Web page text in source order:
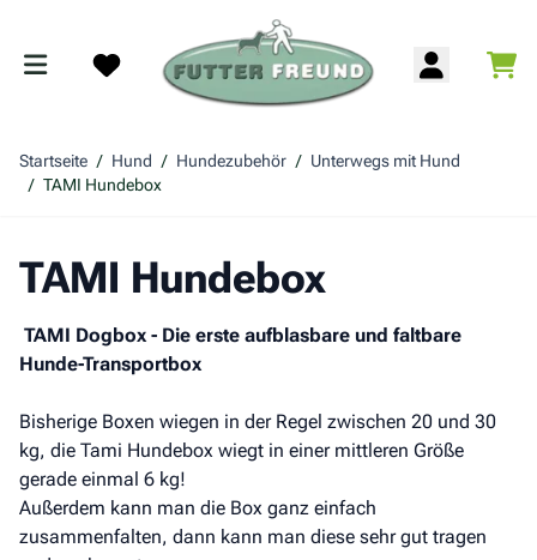
Startseite / Hund / Hundezubehör / Unterwegs mit Hund
/ TAMI Hundebox
TAMI Hundebox
TAMI Dogbox - Die erste aufblasbare und faltbare
Hunde-Transportbox
Bisherige Boxen wiegen in der Regel zwischen 20 und 30
kg, die Tami Hundebox wiegt in einer mittleren Größe
gerade einmal 6 kg!
Außerdem kann man die Box ganz einfach
zusammenfalten, dann kann man diese sehr gut tragen